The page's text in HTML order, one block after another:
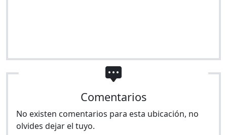
Comentarios
No existen comentarios para esta ubicación, no
olvides dejar el tuyo.